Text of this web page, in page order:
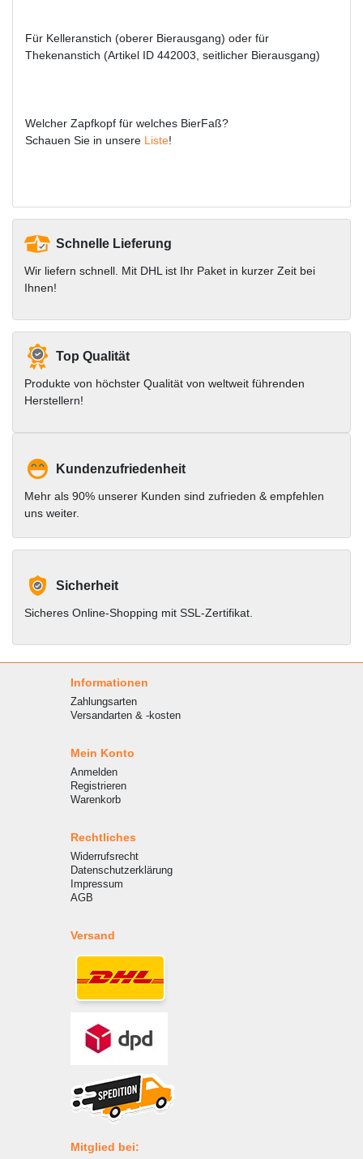
Für Kelleranstich (oberer Bierausgang) oder für
Thekenanstich (Artikel ID 442003, seitlicher Bierausgang)
Welcher Zapfkopf für welches BierFaß?
Schauen Sie in unsere Liste!
Schnelle Lieferung
Wir liefern schnell. Mit DHL ist Ihr Paket in kurzer Zeit bei
Ihnen!
Top Qualität
Produkte von höchster Qualität von weltweit führenden
Herstellern!
Kundenzufriedenheit
Mehr als 90% unserer Kunden sind zufrieden & empfehlen
uns weiter.
Sicherheit
Sicheres Online-Shopping mit SSL-Zertifikat.
Informationen
Zahlungsarten
Versandarten & -kosten
Mein Konto
Anmelden
Registrieren
Warenkorb
Rechtliches
Widerrufsrecht
Datenschutzerklärung
Impressum
AGB
Versand
Mitglied bei: